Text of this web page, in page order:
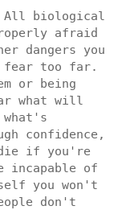
All biological
afraid
dangers you
fear too far.
or being
what will
confidence,
die if you're
incapable of
you won't
don't